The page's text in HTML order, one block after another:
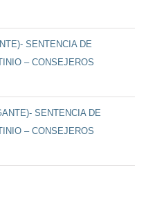
SENTENCIA DE
– CONSEJEROS
SENTENCIA DE
– CONSEJEROS